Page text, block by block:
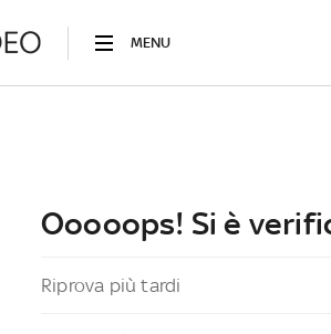
MENU
Ooooops! Si è
Riprova più tardi